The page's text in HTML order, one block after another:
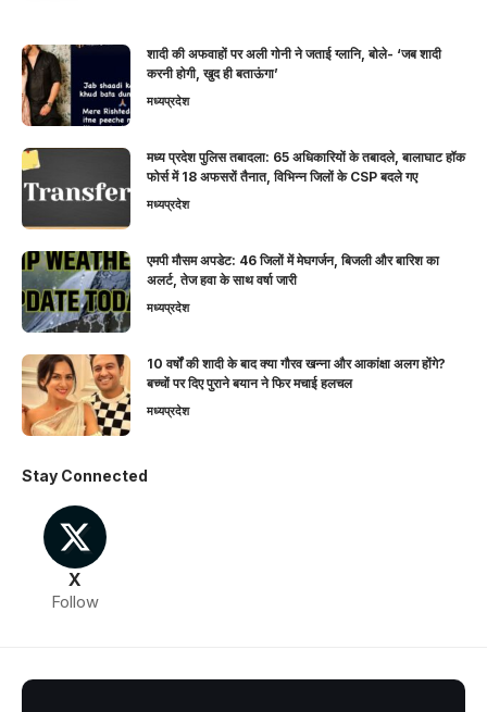
शादी की अफवाहों पर अली गोनी ने जताई ग्लानि, बोले- ‘जब शादी
करनी होगी, खुद ही बताऊंगा’
मध्यप्रदेश
मध्य प्रदेश पुलिस तबादला: 65 अधिकारियों के तबादले, बालाघाट हॉक
फोर्स में 18 अफसरों तैनात, विभिन्न जिलों के CSP बदले गए
मध्यप्रदेश
एमपी मौसम अपडेट: 46 जिलों में मेघगर्जन, बिजली और बारिश का
अलर्ट, तेज हवा के साथ वर्षा जारी
मध्यप्रदेश
10 वर्षों की शादी के बाद क्या गौरव खन्ना और आकांक्षा अलग होंगे?
बच्चों पर दिए पुराने बयान ने फिर मचाई हलचल
मध्यप्रदेश
Stay Connected
X
Follow